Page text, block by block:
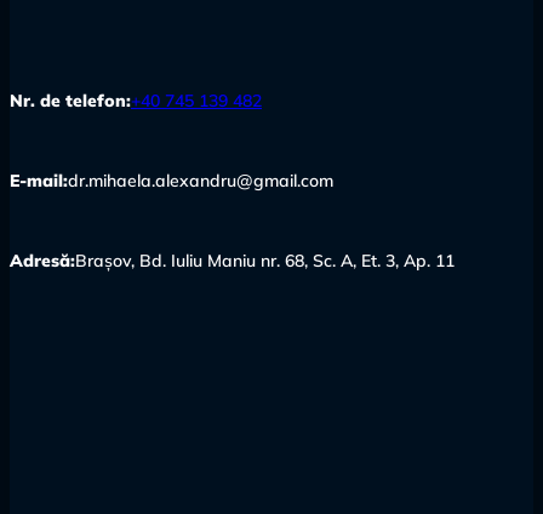
Nr. de telefon:+40 745 139 482
E-mail:dr.mihaela.alexandru@gmail.com
Adresă:Brașov, Bd. Iuliu Maniu nr. 68, Sc. A, Et. 3, Ap. 11